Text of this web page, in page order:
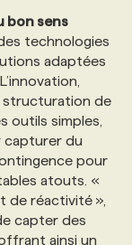
bon sens
technologies
adaptées
structuration de
outils simples,
capturer du
pour
atouts. «
de réactivité »,
capter des
ainsi un